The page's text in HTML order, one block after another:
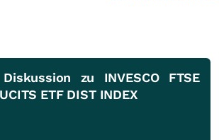
zu INVESCO FTSE
ETF DIST INDEX